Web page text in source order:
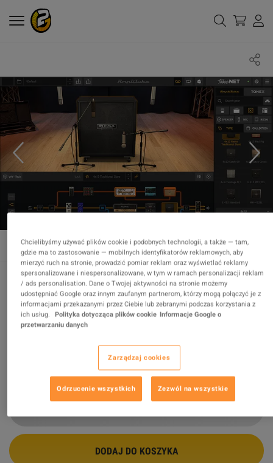
IK Multimedia AmpliTube 5 Special
Edition PC/MAC CD Key
$120.02
DODAJ DO KOSZYKA
Chcielibyśmy używać plików cookie i podobnych technologii, a także — tam,
gdzie ma to zastosowanie — mobilnych identyfikatorów reklamowych, aby
mierzyć ruch na stronie, prowadzić pomiar reklam oraz wyświetlać reklamy
spersonalizowane i niespersonalizowane, w tym w ramach personalizacji reklam
/ ads personalisation. Dane o Twojej aktywności na stronie możemy
udostępniać Google oraz innym zaufanym partnerom, którzy mogą połączyć je z
informacjami przekazanymi przez Ciebie lub zebranymi podczas korzystania z
ich usług.
Polityka dotycząca plików cookie Informacje Google o
przetwarzaniu danych
Zarządzaj cookies
Odrzucenie wszystkich Zezwól na wszystkie